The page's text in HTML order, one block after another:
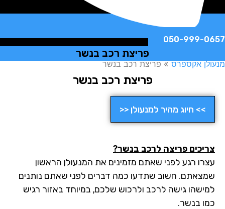
050-999-
פריצת רכב בנשר
אקספרס»פריצת רכב בנשר
פריצת רכב בנשר
>> חיוג מהיר למנעולן <<
פריצה לרכב בנשר?
רגע לפני שאתם מזמינים את המנעולן הראשון
חשוב שתדעו כמה דברים לפני שאתם נותנים
גישה לרכב ולרכוש שלכם, במיוחד באזור רגיש
בנשר.